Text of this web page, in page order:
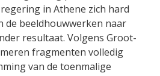
in Athene zich hard
de beeldhouwwerken naar
resultaat. Volgens Groot-
fragmenten volledig
van de toenmalige